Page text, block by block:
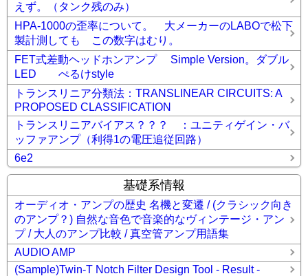
えず。（タンク残のみ）
HPA-1000の歪率について。 大メーカーのLABOで松下
製計測しても この数字はむり。
FET式差動ヘッドホンアンプ Simple Version。ダブル
LED ぺるけstyle
トランスリニア分類法：TRANSLINEAR CIRCUITS: A
PROPOSED CLASSIFICATION
トランスリニアバイアス？？？ ：ユニティゲイン・バ
ッファアンプ（利得1の電圧追従回路）
6e2
基礎系情報
オーディオ・アンプの歴史 名機と変遷 / (クラシック向き
のアンプ？) 自然な音色で音楽的なヴィンテージ・アン
プ / 大人のアンプ比較 / 真空管アンプ用語集
AUDIO AMP
(Sample)Twin-T Notch Filter Design Tool - Result -